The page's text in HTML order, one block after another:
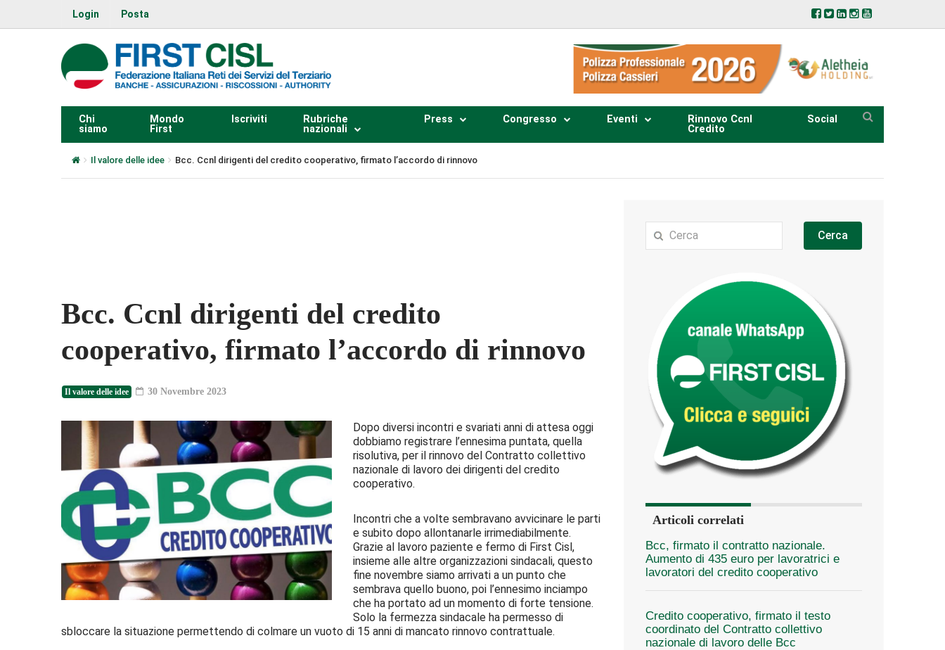
Login Posta
Chi
siamo
Mondo
First
Iscriviti
Rubriche
nazionali
Press Congresso Eventi
Rinnovo Ccnl
Credito
Social
Il valore delle idee Bcc. Ccnl dirigenti del credito cooperativo, firmato l’accordo di rinnovo
Bcc. Ccnl dirigenti del credito
cooperativo, firmato l’accordo di rinnovo
Il valore delle idee 30 Novembre 2023
Dopo diversi incontri e svariati anni di attesa oggi
dobbiamo registrare l’ennesima puntata, quella
risolutiva, per il rinnovo del Contratto collettivo
nazionale di lavoro dei dirigenti del credito
cooperativo.
Incontri che a volte sembravano avvicinare le parti
e subito dopo allontanarle irrimediabilmente.
Grazie al lavoro paziente e fermo di First Cisl,
insieme alle altre organizzazioni sindacali, questo
fine novembre siamo arrivati a un punto che
sembrava quello buono, poi l’ennesimo inciampo
che ha portato ad un momento di forte tensione.
Solo la fermezza sindacale ha permesso di
sbloccare la situazione permettendo di colmare un vuoto di 15 anni di mancato rinnovo contrattuale.
Cerca
Articoli correlati
Bcc, firmato il contratto nazionale.
Aumento di 435 euro per lavoratrici e
lavoratori del credito cooperativo
Credito cooperativo, firmato il testo
coordinato del Contratto collettivo
nazionale di lavoro delle Bcc